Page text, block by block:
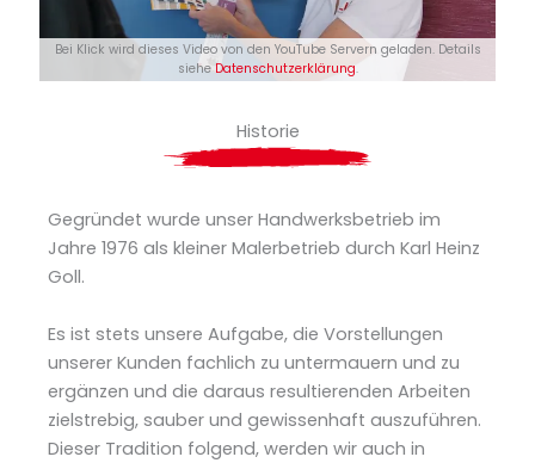
Bei Klick wird dieses Video von den YouTube Servern geladen. Details
siehe Datenschutzerklärung.
Historie
Gegründet wurde unser Handwerksbetrieb im
Jahre 1976 als kleiner Malerbetrieb durch Karl Heinz
Goll.
Es ist stets unsere Aufgabe, die Vorstellungen
unserer Kunden fachlich zu untermauern und zu
ergänzen und die daraus resultierenden Arbeiten
zielstrebig, sauber und gewissenhaft auszuführen.
Dieser Tradition folgend, werden wir auch in